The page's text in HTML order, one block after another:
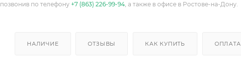
позвонив по телефону +7 (863) 226-99-94, а также в офисе в Ростове-на-Дону.
НАЛИЧИЕ ОТЗЫВЫ КАК КУПИТЬ ОПЛАТА